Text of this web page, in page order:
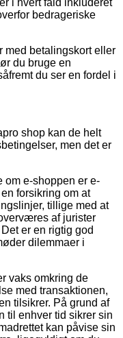
bedrageriske
med betalingskort eller
du bruge en
du ser en fordel i
shop kan de helt
men det er
om e-shoppen er e-
forsikring om at
tillige med at
af jurister
er en rigtig god
dilemmaer i
vaks omkring de
med transaktionen,
tilsikrer. På grund af
til enhver tid sikrer sin
kan påvise sin